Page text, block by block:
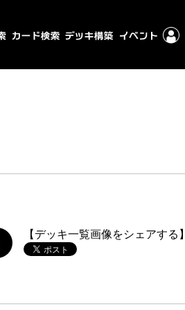
【デッキ一覧画像をシェアする】